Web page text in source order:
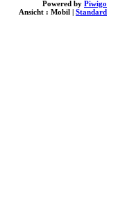
Powered by Piwigo
Ansicht : Mobil Standard